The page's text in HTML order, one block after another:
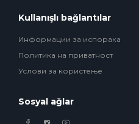
Kullanışlı bağlantılar
Информации за испорака
Политика на приватност
Услови за користење
Sosyal ağlar